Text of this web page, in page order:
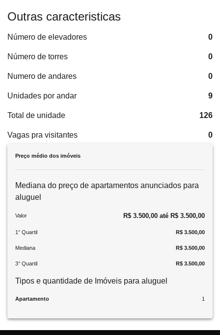
Outras caracteristicas
Número de elevadores 0
Número de torres 0
Numero de andares 0
Unidades por andar 9
Total de unidade 126
Vagas pra visitantes 0
Preço médio dos imóveis
Mediana do preço de apartamentos anunciados para
aluguel
Valor R$ 3.500,00 até R$ 3.500,00
1° Quartil R$ 3.500,00
Mediana R$ 3.500,00
3° Quartil R$ 3.500,00
Tipos e quantidade de Imóveis para aluguel
Apartamento 1